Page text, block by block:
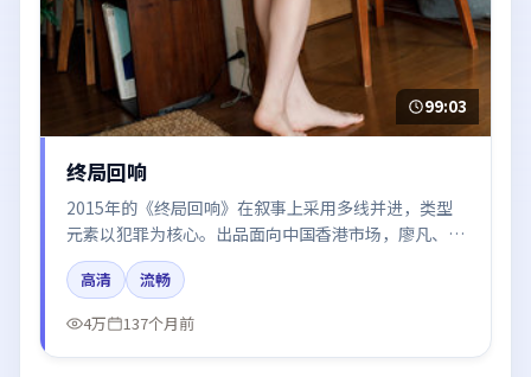
99:03
终局回响
2015年的《终局回响》在叙事上采用多线并进，类型
元素以犯罪为核心。出品面向中国香港市场，廖凡、汤
唯、易烊千玺、咏梅所饰角色推动关键反转，结尾留白
引发讨论。
高清
流畅
4万
137个月前